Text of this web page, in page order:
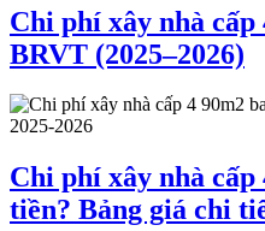
Chi phí xây nhà
BRVT (2025–2026)
Chi phí xây nhà cấp
tiền? Bảng giá chi